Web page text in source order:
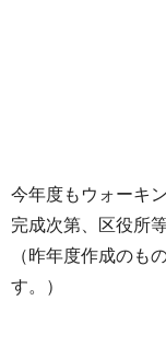
今年度もウォーキ
完成次第、区役所
（昨年度作成のも
す。）